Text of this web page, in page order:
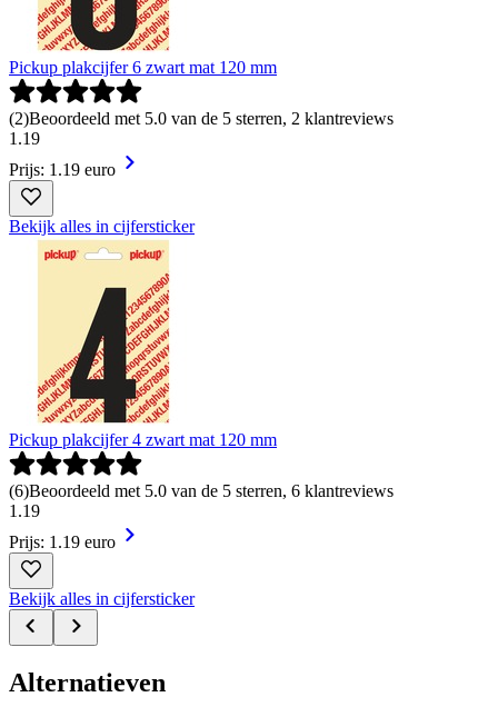
Pickup plakcijfer 6 zwart mat 120 mm
(2)Beoordeeld met 5.0 van de 5 sterren, 2 klantreviews
1 .19
Prijs: 1.19 euro
Bekijk alles in cijfersticker
Pickup plakcijfer 4 zwart mat 120 mm
(6)Beoordeeld met 5.0 van de 5 sterren, 6 klantreviews
1 .19
Prijs: 1.19 euro
Bekijk alles in cijfersticker
Alternatieven